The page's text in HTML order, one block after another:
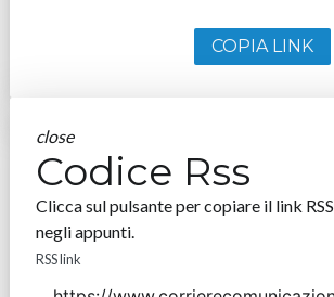
COPIA LINK
close
Codice Rss
Clicca sul pulsante per copiare il link RSS
negli appunti.
RSS link